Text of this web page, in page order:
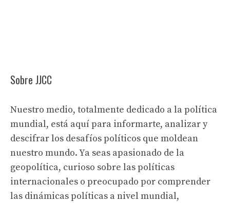
Sobre JJCC
Nuestro medio, totalmente dedicado a la política
mundial, está aquí para informarte, analizar y
descifrar los desafíos políticos que moldean
nuestro mundo. Ya seas apasionado de la
geopolítica, curioso sobre las políticas
internacionales o preocupado por comprender
las dinámicas políticas a nivel mundial,